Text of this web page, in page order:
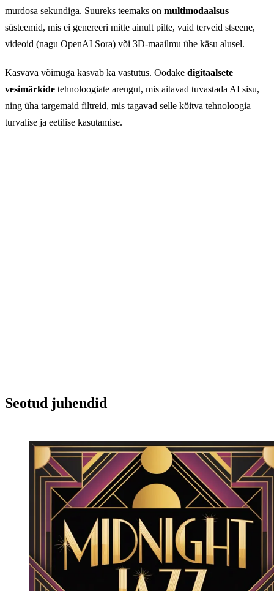
murdosa sekundiga. Suureks teemaks on multimodaalsus –
süsteemid, mis ei genereeri mitte ainult pilte, vaid terveid stseene,
videoid (nagu OpenAI Sora) või 3D-maailmu ühe käsu alusel.
Kasvava võimuga kasvab ka vastutus. Oodake digitaalsete
vesimärkide tehnoloogiate arengut, mis aitavad tuvastada AI sisu,
ning üha targemaid filtreid, mis tagavad selle köitva tehnoloogia
turvalise ja eetilise kasutamise.
Seotud juhendid